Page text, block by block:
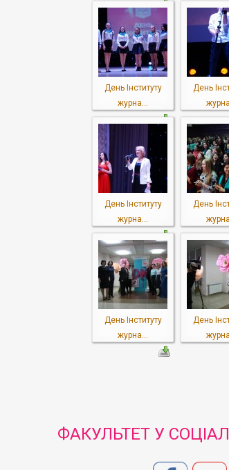
День Інституту
журна...
День
День Інституту
журна...
День
День Інституту
журна...
День
ФАКУЛЬТЕТ У